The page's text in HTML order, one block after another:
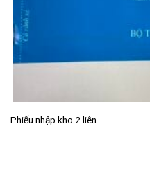
Phiếu nhập kho 2 liên